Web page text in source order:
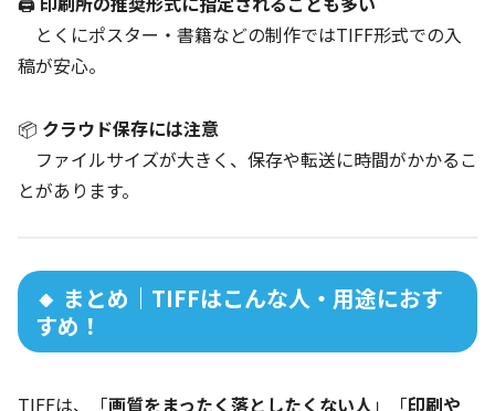
とくにポスター・書籍などの制作ではTIFF形式での入
稿が安心。
📦 クラウド保存には注意
ファイルサイズが大きく、保存や転送に時間がかかるこ
とがあります。
🔸 まとめ｜TIFFはこんな人・用途におす
すめ！
TIFFは、「画質をまったく落としたくない人 」「印刷や